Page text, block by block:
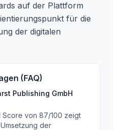
auf der Plattform
für die
der digitalen
(FAQ)
Publishing GmbH
Score von 87/100 zeigt
der